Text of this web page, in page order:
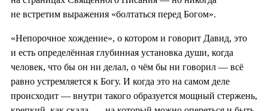
не встретим выражения «болтаться перед Богом».
«Непорочное хождение», о котором и говорит Давид, это
и есть определённая глубинная установка души, когда
человек, что бы он ни делал, о чём бы ни говорил — всё
равно устремляется к Богу. И когда это на самом деле
происходит — внутри такого образуется мощный стержень,